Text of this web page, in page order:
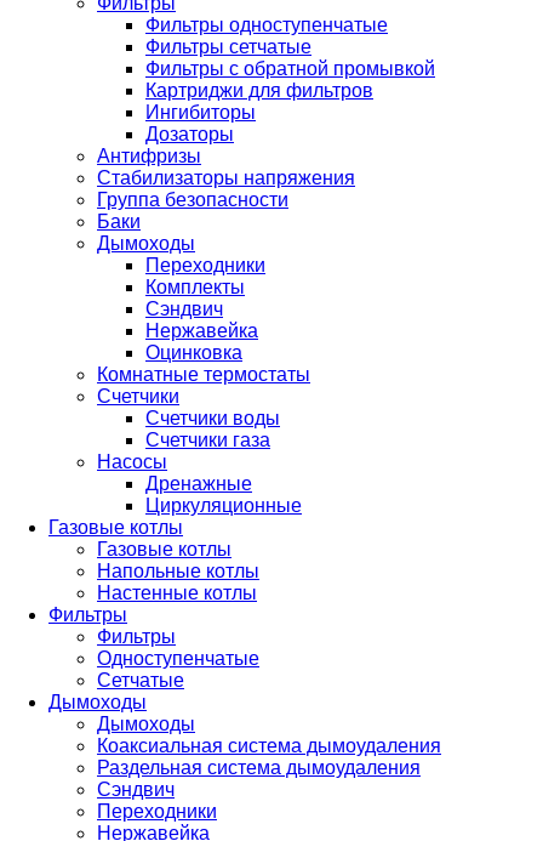
Фильтры одноступенчатые
Фильтры сетчатые
Фильтры с обратной промывкой
Картриджи для фильтров
Ингибиторы
Дозаторы
Антифризы
Стабилизаторы напряжения
Группа безопасности
Баки
Дымоходы
Переходники
Комплекты
Сэндвич
Нержавейка
Оцинковка
Комнатные термостаты
Счетчики
Счетчики воды
Счетчики газа
Насосы
Дренажные
Циркуляционные
Газовые котлы
Газовые котлы
Напольные котлы
Настенные котлы
Фильтры
Фильтры
Одноступенчатые
Сетчатые
Дымоходы
Дымоходы
Коаксиальная система дымоудаления
Раздельная система дымоудаления
Сэндвич
Переходники
Нержавейка